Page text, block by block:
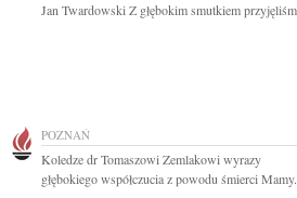
Jan Twardowski Z głębokim smutkiem
POZNAŃ
Koledze dr Tomaszowi Zemlakowi wyrazy
głębokiego współczucia z powodu śmierci